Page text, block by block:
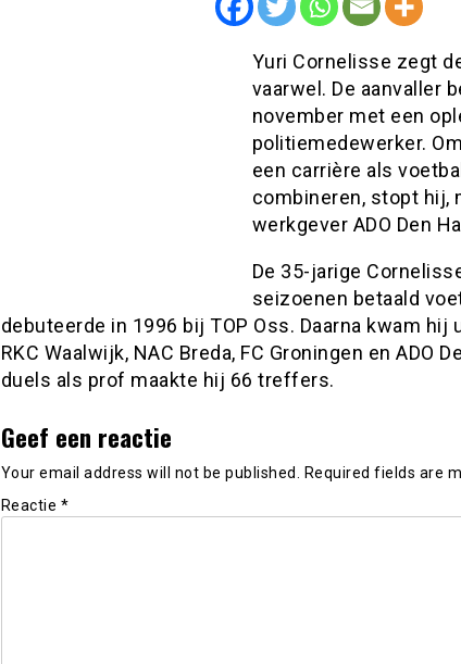
Yuri Cornelisse zegt
vaarwel. De aanvaller
november met een
politiemedewerker.
een carrière als
combineren, stopt hij,
werkgever ADO Den
De 35-jarige
seizoenen betaald
debuteerde in 1996 bij TOP Oss. Daarna kwam hij
RKC Waalwijk, NAC Breda, FC Groningen en ADO
duels als prof maakte hij 66 treffers.
Geef een reactie
Your email address will not be published. Required fields are
Reactie *